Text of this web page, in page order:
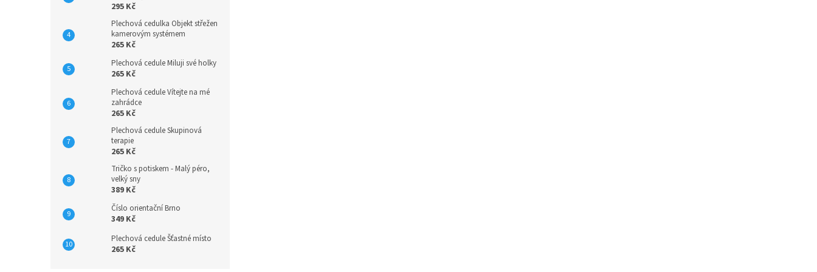
295 Kč
Plechová cedulka Objekt střežen
kamerovým systémem
265 Kč
Plechová cedule Miluji své holky
265 Kč
Plechová cedule Vítejte na mé
zahrádce
265 Kč
Plechová cedule Skupinová
terapie
265 Kč
Tričko s potiskem - Malý péro,
velký sny
389 Kč
Číslo orientační Brno
349 Kč
Plechová cedule Šťastné místo
265 Kč